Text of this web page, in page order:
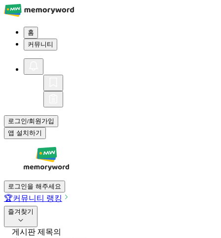
홈
커뮤니티
로그인/회원가입
앱 설치하기
로그인을 해주세요
🏆커뮤니티 랭킹
즐겨찾기
게시판 제목의